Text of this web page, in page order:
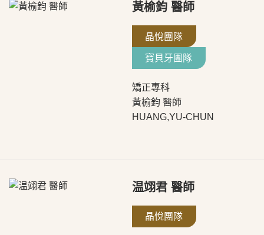
黃榆鈞 醫師
晶悅團隊
寶貝牙團隊
矯正專科
黃榆鈞 醫師
HUANG,YU-CHUN
温翊君 醫師
晶悅團隊